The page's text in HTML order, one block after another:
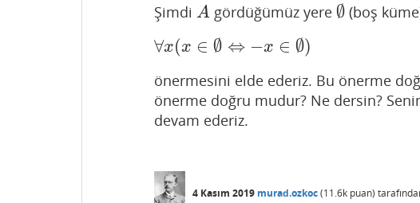
Şimdi A
A gördüğümüz yere ∅
∅ (boş
∀x(x ∈ ∅ ⇔ −x ∈ ∅)
∀x x∈∅⇔−x∈∅)
önermesini elde ederiz. Bu önerme
önerme doğru mudur? Ne dersin?
devam ederiz.
4 Kasım 2019 murad.ozkoc(11.6k puan)